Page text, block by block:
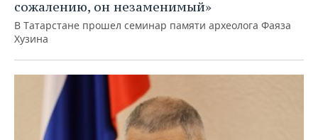
сожалению, он незаменимый»
В Татарстане прошел семинар памяти археолога Фаяза
Хузина